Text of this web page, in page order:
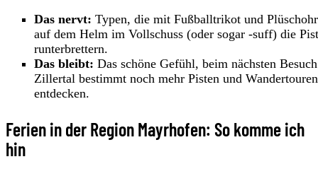
Das nervt: Typen, die mit Fußballtrikot und
auf dem Helm im Vollschuss (oder sogar -suff) die
runterbrettern.
Das bleibt: Das schöne Gefühl, beim nächsten
Zillertal bestimmt noch mehr Pisten und
entdecken.
Ferien in der Region Mayrhofen: So komme ich
hin